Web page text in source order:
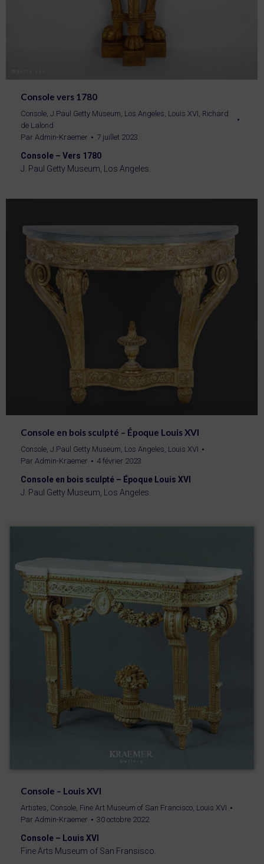
Console vers 1780
Console, J.Paul Getty Museum, Los Angeles, Louis XVI, Richard
de Lalond
Par Admin-Kraemer 7 juillet 2023
Console – Vers 1780
J. Paul Getty Museum, Los Angeles.
Console en bois sculpté – Époque Louis XVI
Console J.Paul Getty Museum, Los Angeles Louis XVI
Par Admin-Kraemer 4 février 2023
Console en bois sculpté – Époque Louis XVI
J. Paul Getty Museum, Los Angeles.
Console – Louis XVI
Artistes, Console, Fine Art Museum of San Francisco, Louis XVI
Par Admin-Kraemer 30 octobre 2022
Console – Louis XVI
Fine Arts Museum of San Fransisco.